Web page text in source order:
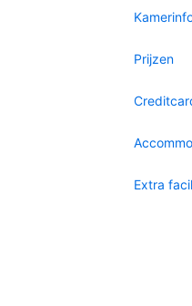
Prijzen
Extra